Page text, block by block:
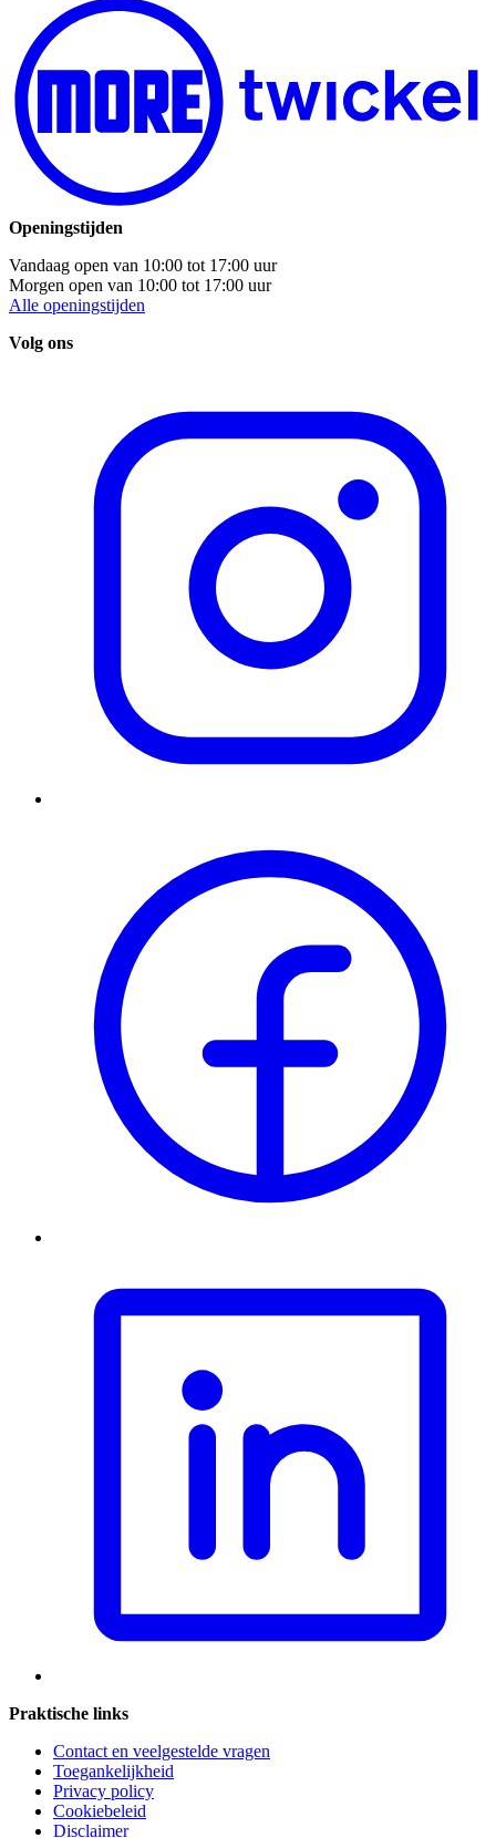
Openingstijden
Vandaag open van 10:00 tot 17:00 uur
Morgen open van 10:00 tot 17:00 uur
Alle openingstijden
Volg ons
Praktische links
Contact en veelgestelde vragen
Toegankelijkheid
Privacy policy
Cookiebeleid
Disclaimer